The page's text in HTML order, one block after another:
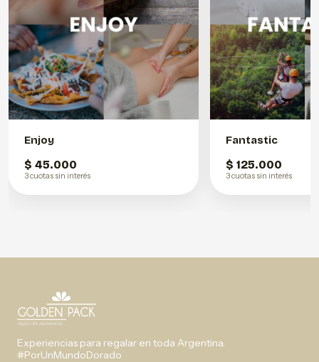
Enjoy
$ 45.000
3 cuotas sin interés
Fantastic
$ 125.000
3 cuotas sin interés
Experiencias para regalar en toda Argentina.
#PorUnMundoDorado